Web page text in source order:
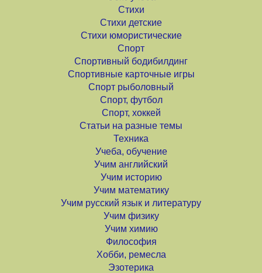
Стихи
Стихи детские
Стихи юмористические
Спорт
Спортивный бодибилдинг
Спортивные карточные игры
Спорт рыболовный
Спорт, футбол
Спорт, хоккей
Статьи на разные темы
Техника
Учеба, обучение
Учим английский
Учим историю
Учим математику
Учим русский язык и литературу
Учим физику
Учим химию
Философия
Хобби, ремесла
Эзотерика